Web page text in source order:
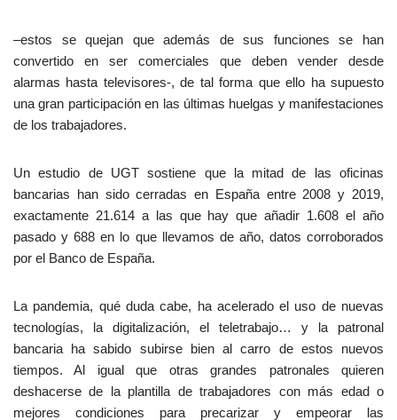
–estos se quejan que además de sus funciones se han
convertido en ser comerciales que deben vender desde
alarmas hasta televisores-, de tal forma que ello ha supuesto
una gran participación en las últimas huelgas y manifestaciones
de los trabajadores.
Un estudio de UGT sostiene que la mitad de las oficinas
bancarias han sido cerradas en España entre 2008 y 2019,
exactamente 21.614 a las que hay que añadir 1.608 el año
pasado y 688 en lo que llevamos de año, datos corroborados
por el Banco de España.
La pandemia, qué duda cabe, ha acelerado el uso de nuevas
tecnologías, la digitalización, el teletrabajo… y la patronal
bancaria ha sabido subirse bien al carro de estos nuevos
tiempos. Al igual que otras grandes patronales quieren
deshacerse de la plantilla de trabajadores con más edad o
mejores condiciones para precarizar y empeorar las